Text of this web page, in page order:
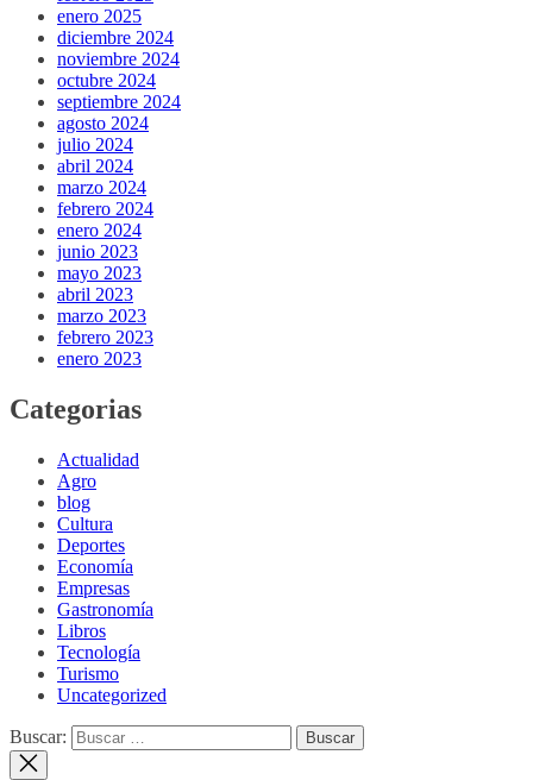
enero 2025
diciembre 2024
noviembre 2024
octubre 2024
septiembre 2024
agosto 2024
julio 2024
abril 2024
marzo 2024
febrero 2024
enero 2024
junio 2023
mayo 2023
abril 2023
marzo 2023
febrero 2023
enero 2023
Categorias
Actualidad
Agro
blog
Cultura
Deportes
Economía
Empresas
Gastronomía
Libros
Tecnología
Turismo
Uncategorized
Buscar: